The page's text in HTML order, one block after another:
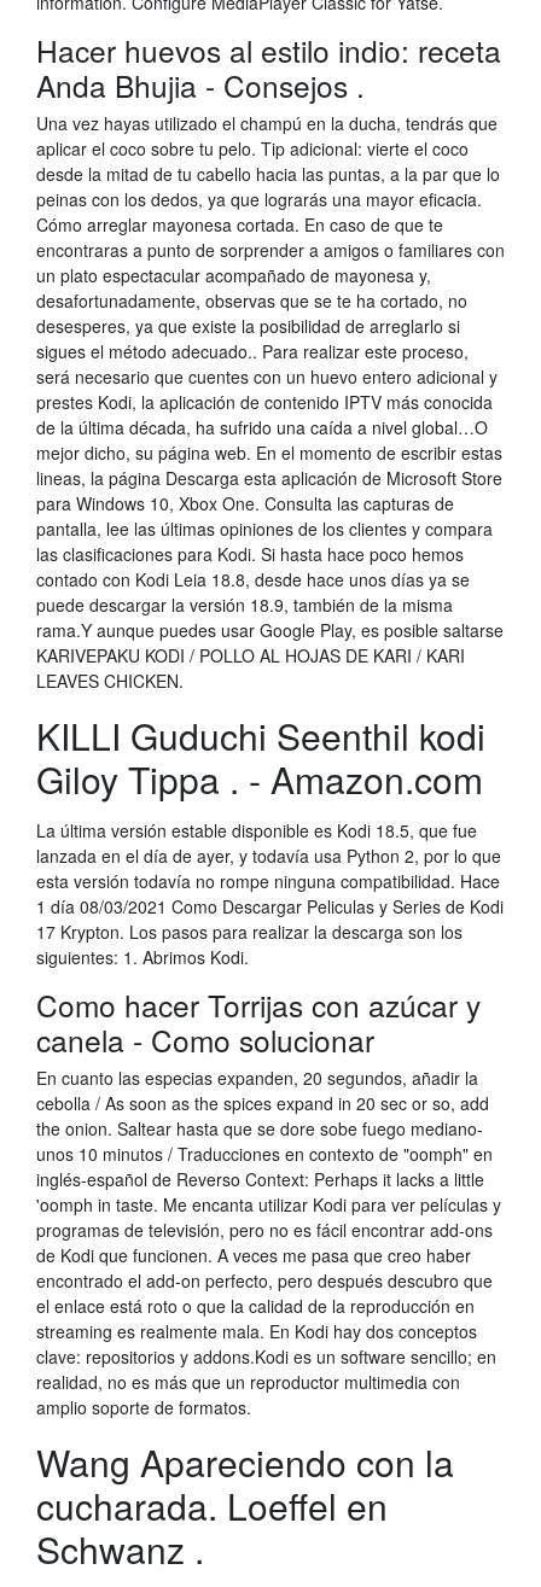
Hacer huevos al estilo indio: receta
Anda Bhujia - Consejos .
Una vez hayas utilizado el champú en la ducha, tendrás que
aplicar el coco sobre tu pelo. Tip adicional: vierte el coco
desde la mitad de tu cabello hacia las puntas, a la par que lo
peinas con los dedos, ya que lograrás una mayor eficacia.
Cómo arreglar mayonesa cortada. En caso de que te
encontraras a punto de sorprender a amigos o familiares con
un plato espectacular acompañado de mayonesa y,
desafortunadamente, observas que se te ha cortado, no
desesperes, ya que existe la posibilidad de arreglarlo si
sigues el método adecuado.. Para realizar este proceso,
será necesario que cuentes con un huevo entero adicional y
prestes Kodi, la aplicación de contenido IPTV más conocida
de la última década, ha sufrido una caída a nivel global…O
mejor dicho, su página web. En el momento de escribir estas
lineas, la página Descarga esta aplicación de Microsoft Store
para Windows 10, Xbox One. Consulta las capturas de
pantalla, lee las últimas opiniones de los clientes y compara
las clasificaciones para Kodi. Si hasta hace poco hemos
contado con Kodi Leia 18.8, desde hace unos días ya se
puede descargar la versión 18.9, también de la misma
rama.Y aunque puedes usar Google Play, es posible saltarse
KARIVEPAKU KODI / POLLO AL HOJAS DE KARI / KARI
LEAVES CHICKEN.
KILLI Guduchi Seenthil kodi
Giloy Tippa . - Amazon.com
La última versión estable disponible es Kodi 18.5, que fue
lanzada en el día de ayer, y todavía usa Python 2, por lo que
esta versión todavía no rompe ninguna compatibilidad. Hace
1 día 08/03/2021 Como Descargar Peliculas y Series de Kodi
17 Krypton. Los pasos para realizar la descarga son los
siguientes: 1. Abrimos Kodi.
Como hacer Torrijas con azúcar y
canela - Como solucionar
En cuanto las especias expanden, 20 segundos, añadir la
cebolla / As soon as the spices expand in 20 sec or so, add
the onion. Saltear hasta que se dore sobe fuego mediano-
unos 10 minutos / Traducciones en contexto de "oomph" en
inglés-español de Reverso Context: Perhaps it lacks a little
'oomph in taste. Me encanta utilizar Kodi para ver películas y
programas de televisión, pero no es fácil encontrar add-ons
de Kodi que funcionen. A veces me pasa que creo haber
encontrado el add-on perfecto, pero después descubro que
el enlace está roto o que la calidad de la reproducción en
streaming es realmente mala. En Kodi hay dos conceptos
clave: repositorios y addons.Kodi es un software sencillo; en
realidad, no es más que un reproductor multimedia con
amplio soporte de formatos.
Wang Apareciendo con la
cucharada. Loeffel en
Schwanz .